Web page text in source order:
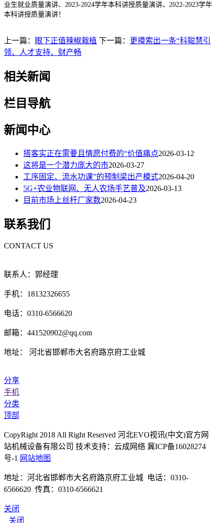
业生就业质量演讲、2023-2024学年本科讲授质量演讲、2022-2023学年
本科讲授质量演讲！
上一篇： 眼下正值辣椒栽植 下一篇：
更摸索出一条“科聪慧引
领、人才支持、财产畅
相关新闻
栏目导航
新闻中心
搭客实正在需要且情愿付费的“价值痛点2026-03-12
这将是一个潜力庞大的市2026-03-27
工序固定、流水功课”的预制梁出产模式2026-04-20
5G+农业物联网、无人农场手艺普及2026-03-13
目前市场上丝杆厂家数2026-04-23
联系我们
CONTACT US
联系人：郭经理
手机：18132326655
电话：0310-6566620
邮箱：441520902@qq.com
地址： 河北省邯郸市大名府路京府工业城
分享
手机
分类
顶部
CopyRight 2018 All Right Reserved 河北EVO视讯(中文)官方网
站机械设备有限公司 技术支持：云成网络 冀ICP备16028274
号-1 网站地图
地址：河北省邯郸市大名府路京府工业城 电话：0310-
6566620 传真：0310-6566621
关闭
关闭